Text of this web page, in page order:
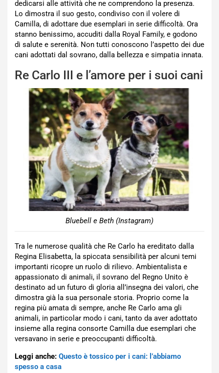
dedicarsi alle attività che ne comprendono la presenza.
Lo dimostra il suo gesto, condiviso con il volere di
Camilla, di adottare due esemplari in serie difficoltà. Ora
stanno benissimo, accuditi dalla Royal Family, e godono
di salute e serenità. Non tutti conoscono l’aspetto dei due
cani adottati dal sovrano, dalla bellezza e simpatia innata.
Re Carlo III e l’amore per i suoi cani
Bluebell e Beth (Instagram)
Tra le numerose qualità che Re Carlo ha ereditato dalla
Regina Elisabetta, la spiccata sensibilità per alcuni temi
importanti ricopre un ruolo di rilievo. Ambientalista e
appassionato di animali, il sovrano del Regno Unito è
destinato ad un futuro di gloria all’insegna dei valori, che
dimostra già la sua personale storia. Proprio come la
regina più amata di sempre, anche Re Carlo ama gli
animali, in particolar modo i cani, tanto da aver adottato
insieme alla regina consorte Camilla due esemplari che
versavano in serie e preoccupanti difficoltà.
Leggi anche: Questo è tossico per i cani: l’abbiamo
spesso a casa